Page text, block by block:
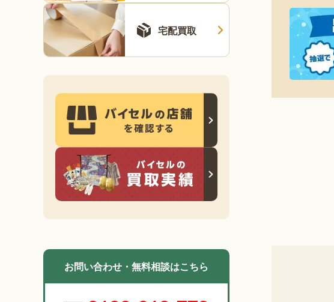
宅配買取
お問い合わせ・無料相談はこちら